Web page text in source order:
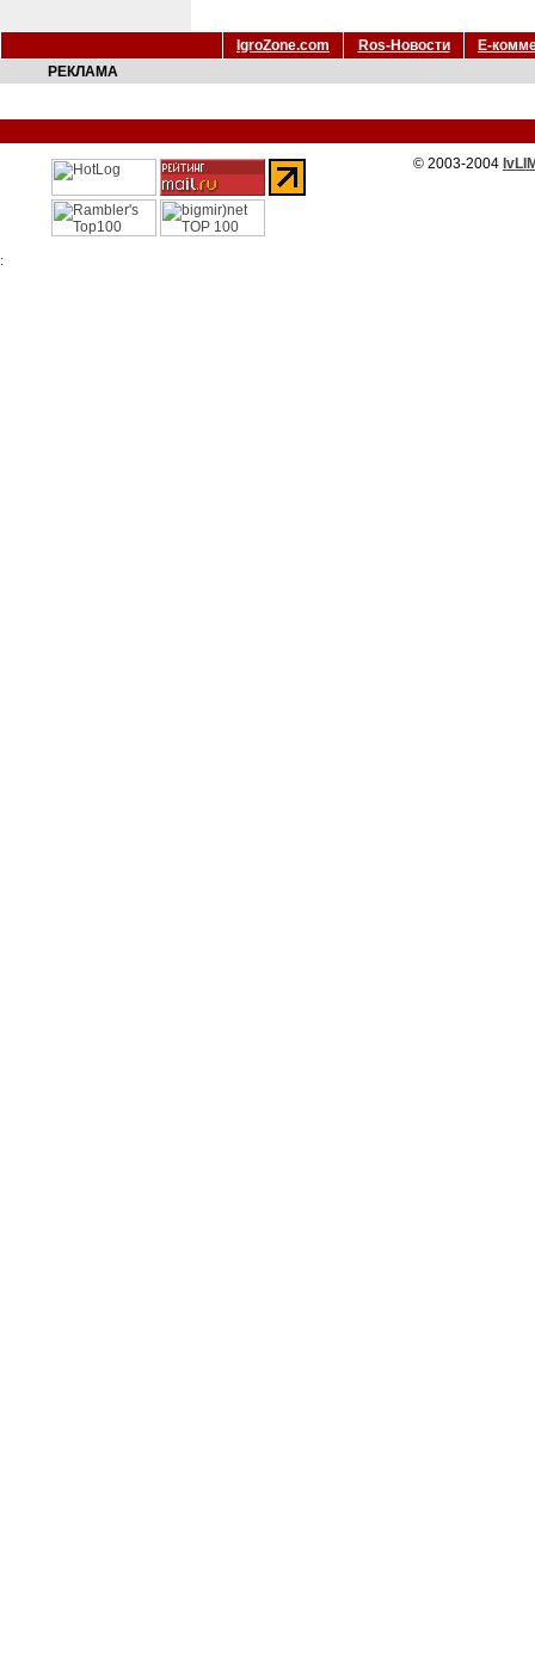
IgroZone.com Ros-Новости
Е-
РЕКЛАМА
© 2003-2004
: